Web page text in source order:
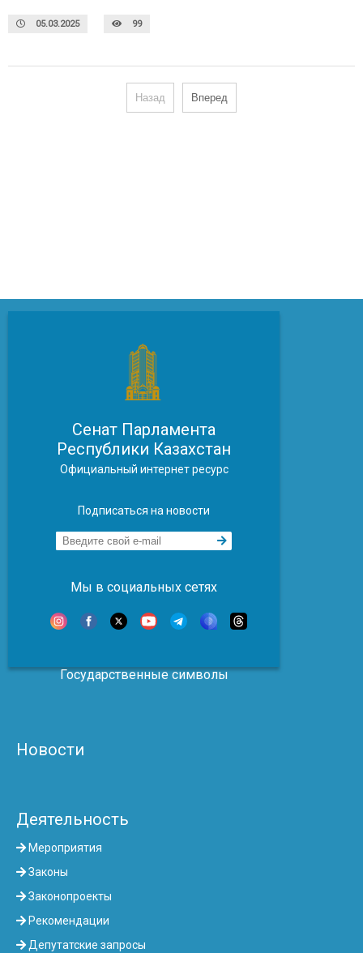
05.03.2025 99
Назад Вперед
Сенат Парламента
Республики Казахстан
Официальный интернет ресурс
Подписаться на новости
Мы в социальных сетях
Государственные символы
Новости
Деятельность
Мероприятия
Законы
Законопроекты
Рекомендации
Депутатские запросы